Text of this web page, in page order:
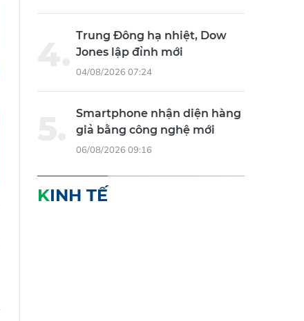
Trung Đông hạ nhiệt, Dow
Jones lập đỉnh mới
04/08/2026 07:24
Smartphone nhận diện hàng
giả bằng công nghệ mới
06/08/2026 09:16
KINH TẾ